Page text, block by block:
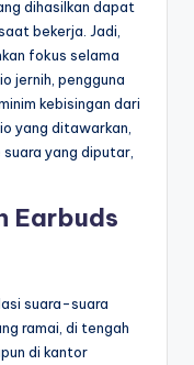
dihasilkan dapat
bekerja. Jadi,
fokus selama
jernih, pengguna
kebisingan dari
yang ditawarkan,
yang diputar,
Earbuds
suara-suara
ramai, di tengah
di kantor